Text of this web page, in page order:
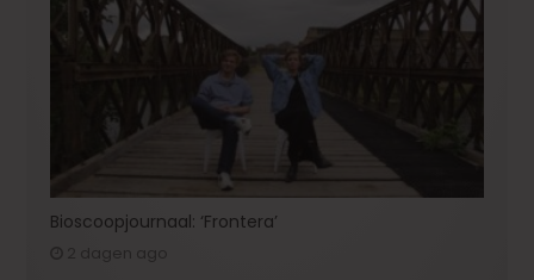
Bioscoopjournaal: ‘Frontera’